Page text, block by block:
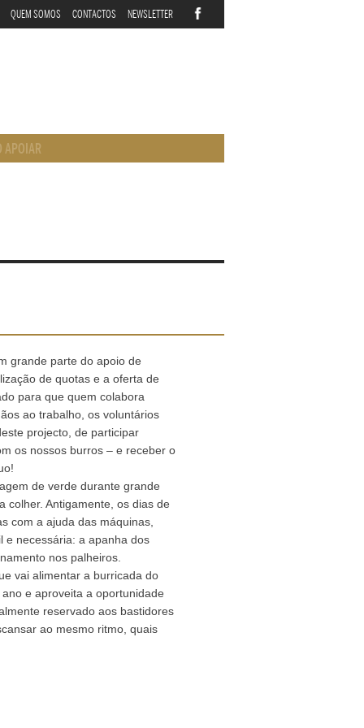
QUEM SOMOS CONTACTOS NEWSLETTER
APOIAR
grande parte do apoio de
de quotas e a oferta de
para que quem colabora
ao trabalho, os voluntários
projecto, de participar
os nossos burros – e receber o
de verde durante grande
colher. Antigamente, os dias de
com a ajuda das máquinas,
e necessária: a apanha dos
nos palheiros.
vai alimentar a burricada do
e aproveita a oportunidade
reservado aos bastidores
ao mesmo ritmo, quais